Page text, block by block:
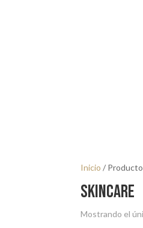
Inicio /
skincare
Mostrando el